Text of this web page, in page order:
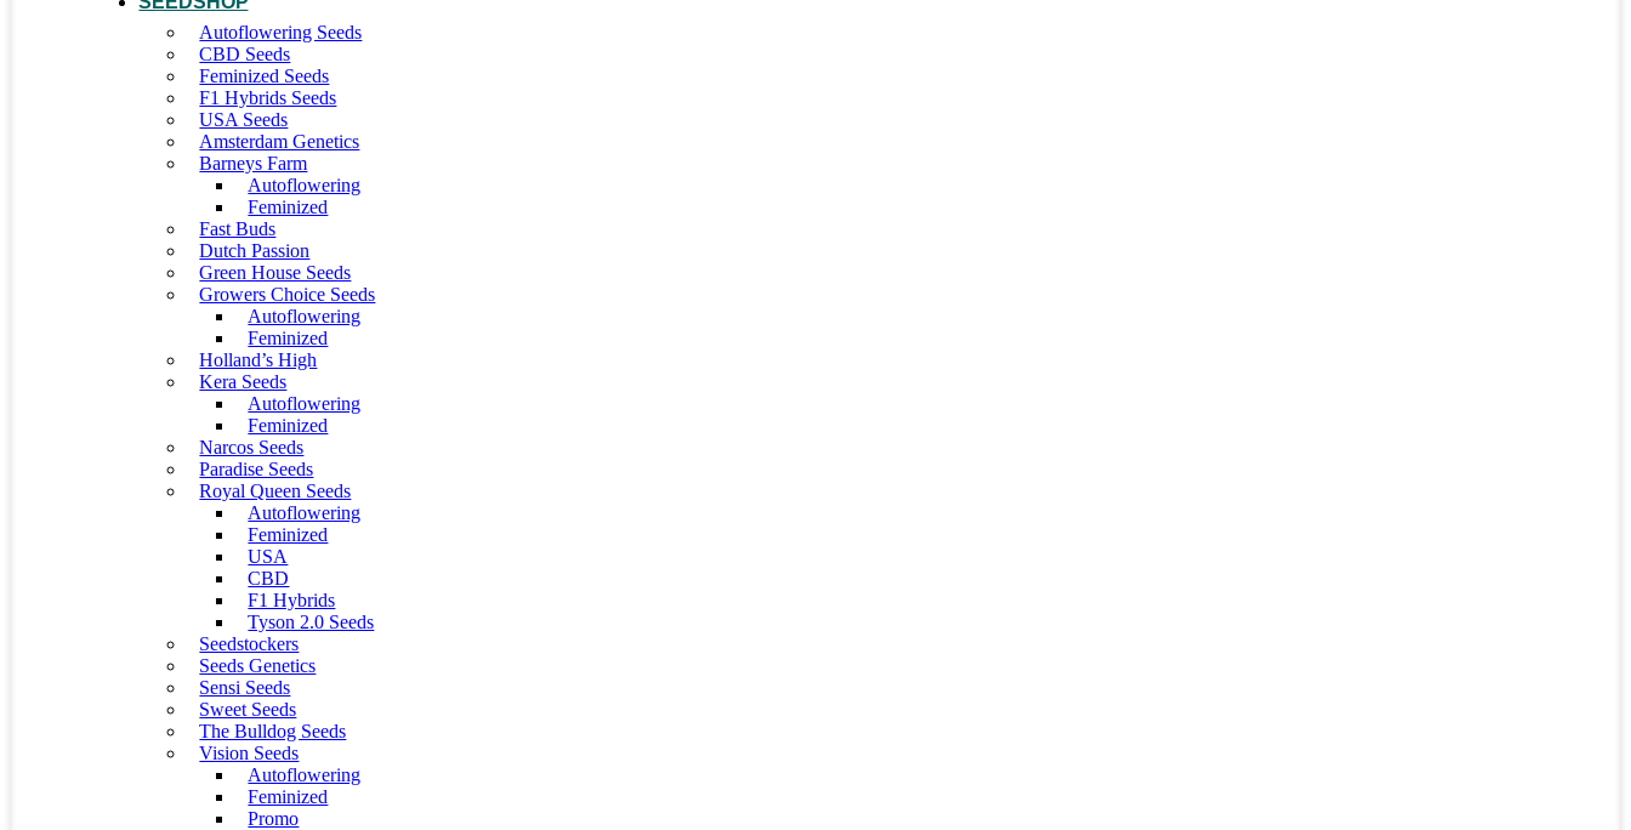
Autoflowering Seeds
CBD Seeds
Feminized Seeds
F1 Hybrids Seeds
USA Seeds
Amsterdam Genetics
Barneys Farm
Autoflowering
Feminized
Fast Buds
Dutch Passion
Green House Seeds
Growers Choice Seeds
Autoflowering
Feminized
Holland’s High
Kera Seeds
Autoflowering
Feminized
Narcos Seeds
Paradise Seeds
Royal Queen Seeds
Autoflowering
Feminized
USA
CBD
F1 Hybrids
Tyson 2.0 Seeds
Seedstockers
Seeds Genetics
Sensi Seeds
Sweet Seeds
The Bulldog Seeds
Vision Seeds
Autoflowering
Feminized
Promo